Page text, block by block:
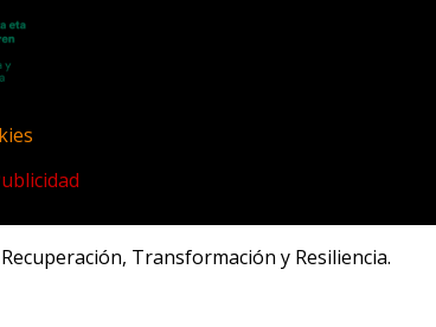
Transformación y Resiliencia.